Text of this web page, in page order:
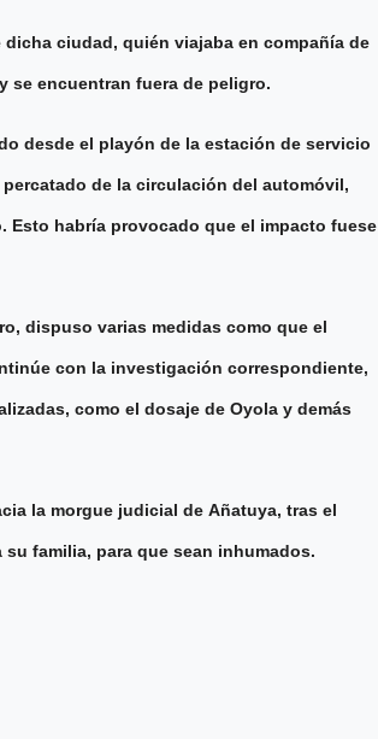
ciudad, quién viajaba en compañía de
se encuentran fuera de peligro.
desde el playón de la estación de servicio
de la circulación del automóvil,
Esto habría provocado que el impacto fuese
dispuso varias medidas como que el
con la investigación correspondiente,
como el dosaje de Oyola y demás
la morgue judicial de Añatuya, tras el
familia, para que sean inhumados.